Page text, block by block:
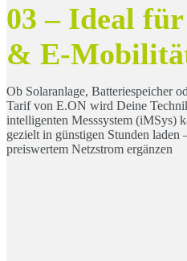
03 – Ideal
& E-
Ob Solaranlage, Batteriespeicher
Tarif von E.ON wird Deine
intelligenten Messsystem (iMSys)
gezielt in günstigen Stunden
preiswertem Netzstrom ergänzen